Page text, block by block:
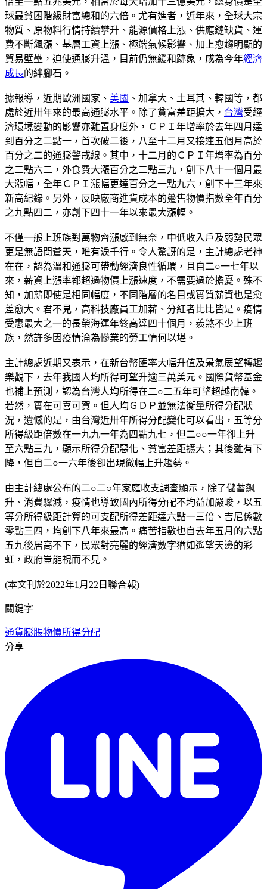
球最貧困階級財富總和的六倍。尤有進者，近年來，全球大宗
物質、原物料行情持續攀升、能源價格上漲、供應鏈缺貨、運
費不斷飆漲、基層工資上漲、極端氣候影響、加上愈趨明顯的
貿易壁壘，迫使通膨升溫，目前仍無緩和跡象，成為今年經濟
成長的絆腳石。
據報導，近期歐洲國家、 美國 、加拿大、土耳其、韓國等，都
處於近卅年來的最高通膨水平。除了貧富差距擴大， 台灣受經
濟環境變動的影響亦難置身度外，ＣＰＩ年增率於去年四月達
到百分之二點一，首次破二後，八至十二月又接連五個月高於
百分之二的通膨警戒線。其中，十二月的ＣＰＩ年增率為百分
之二點六二，外食費大漲百分之二點三九，創下八十一個月最
大漲幅，全年ＣＰＩ漲幅更達百分之一點九六，創下十三年來
新高紀錄。另外，反映廠商進貨成本的躉售物價指數全年百分
之九點四二，亦創下四十一年以來最大漲幅。
不僅一般上班族對萬物齊漲感到無奈，中低收入戶及弱勢民眾
更是無語問蒼天，唯有淚千行。令人驚訝的是，主計總處老神
在在，認為溫和通膨可帶動經濟良性循環，且自二○一七年以
來，薪資上漲率都超過物價上漲速度，不需要過於擔憂。殊不
知，加薪即使是相同幅度，不同階層的名目或實質薪資也是愈
差愈大。君不見，高科技廠員工加薪、分紅者比比皆是。疫情
受惠最大之一的長榮海運年終高達四十個月，羨煞不少上班
族，然許多因疫情淪為慘業的勞工情何以堪。
主計總處近期又表示，在新台幣匯率大幅升值及景氣展望轉趨
樂觀下，去年我國人均所得可望升逾三萬美元。國際貨幣基金
也補上預測，認為台灣人均所得在二○二五年可望超越南韓。
若然，實在可喜可賀。但人均ＧＤＰ並無法衡量所得分配狀
況，遺憾的是，由台灣近卅年所得分配變化可以看出，五等分
所得級距倍數在一九九一年為四點九七，但二○○一年卻上升
至六點三九，顯示所得分配惡化、貧富差距擴大；其後雖有下
降，但自二○一六年後卻出現微幅上升趨勢。
由主計總處公布的二○二○年家庭收支調查顯示，除了儲蓄飆
升、消費驟減，疫情也導致國內所得分配不均益加嚴峻，以五
等分所得級距計算的可支配所得差距達六點一三倍、吉尼係數
零點三四，均創下八年來最高。痛苦指數也自去年五月的六點
五九後居高不下，民眾對亮麗的經濟數字猶如遙望天邊的彩
虹，政府豈能視而不見。
(本文刊於2022年1月22日聯合報)
關鍵字
通貨膨脹物價所得分配
分享